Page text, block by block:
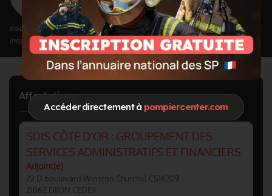
Accéder directement à pompiercenter.com
Inscrit depuis le 14/09/2020 à 20:08
Informations mises à jour le 06/12/2022 à 11:50
Affectations
SDIS CÔTE D'OR : GROUPEMENT DES
SERVICES ADMINISTRATIFS ET FINANCIERS
Adjoint(e)
22 D boulevard Winston Churchill CS16209
21062 DIJON CEDEX